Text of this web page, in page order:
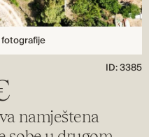
fotografije
ID: 3385
namještena